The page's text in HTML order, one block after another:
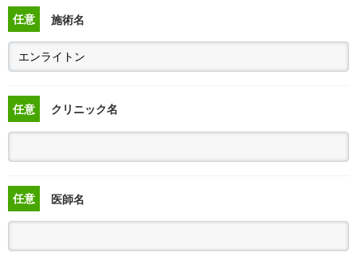
任意 施術名
任意 クリニック名
任意 医師名